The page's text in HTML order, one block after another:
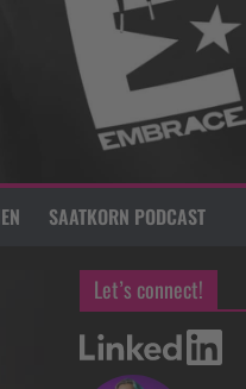
SAATKORN PODCAST
Let’s connect!